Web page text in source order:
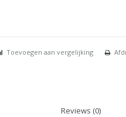
Toevoegen aan vergelijking
Reviews (0)